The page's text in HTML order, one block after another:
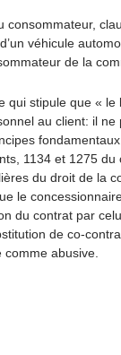
consommateur,
véhicule
de la
qui stipule que « le
au client: il ne
1134 et 1275 du
du droit de la
le
du contrat par
de co-
abusive.